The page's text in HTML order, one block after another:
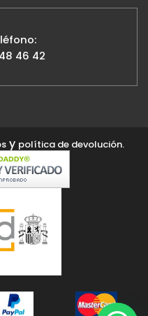
46 42
y política de devolución.